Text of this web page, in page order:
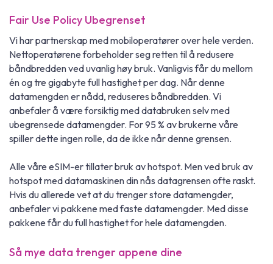
Fair Use Policy Ubegrenset
Vi har partnerskap med mobiloperatører over hele verden.
Nettoperatørene forbeholder seg retten til å redusere
båndbredden ved uvanlig høy bruk. Vanligvis får du mellom
én og tre gigabyte full hastighet per dag. Når denne
datamengden er nådd, reduseres båndbredden. Vi
anbefaler å være forsiktig med databruken selv med
ubegrensede datamengder. For 95 % av brukerne våre
spiller dette ingen rolle, da de ikke når denne grensen.
Alle våre eSIM-er tillater bruk av hotspot. Men ved bruk av
hotspot med datamaskinen din nås datagrensen ofte raskt.
Hvis du allerede vet at du trenger store datamengder,
anbefaler vi pakkene med faste datamengder. Med disse
pakkene får du full hastighet for hele datamengden.
Så mye data trenger appene dine